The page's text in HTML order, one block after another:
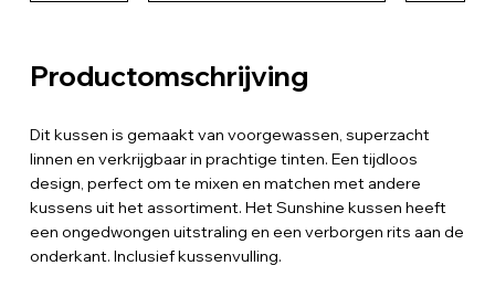
Productomschrijving
Dit kussen is gemaakt van voorgewassen, superzacht
linnen en verkrijgbaar in prachtige tinten. Een tijdloos
design, perfect om te mixen en matchen met andere
kussens uit het assortiment. Het Sunshine kussen heeft
een ongedwongen uitstraling en een verborgen rits aan de
onderkant. Inclusief kussenvulling.